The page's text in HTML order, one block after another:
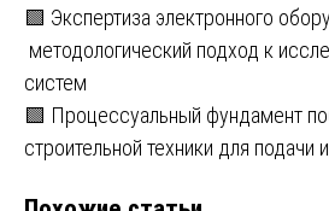
Навигация
по
записям
🟩 Экспертиза электронного
методологический подход к
систем
🟩 Процессуальный фундамент
строительной техники для подачи